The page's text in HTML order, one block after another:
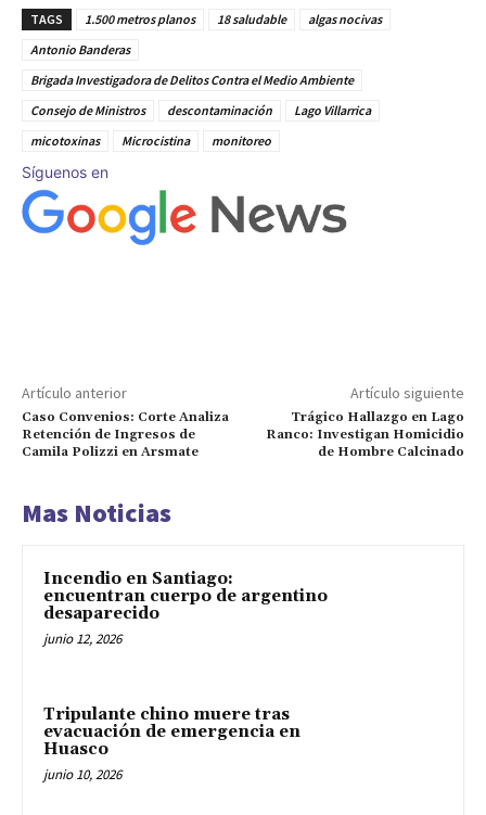
TAGS 1.500 metros planos 18 saludable
algas nocivas
Antonio Banderas
Brigada Investigadora de Delitos Contra el Medio Ambiente
Consejo de Ministros
descontaminación
Lago Villarrica
micotoxinas
Microcistina monitoreo
Síguenos en
Artículo anterior
Caso Convenios: Corte Analiza
Retención de Ingresos de
Camila Polizzi en Arsmate
Artículo siguiente
Trágico Hallazgo en Lago
Ranco: Investigan Homicidio
de Hombre Calcinado
Mas Noticias
Incendio en Santiago:
encuentran cuerpo de argentino
desaparecido
junio 12, 2026
Tripulante chino muere tras
evacuación de emergencia en
Huasco
junio 10, 2026